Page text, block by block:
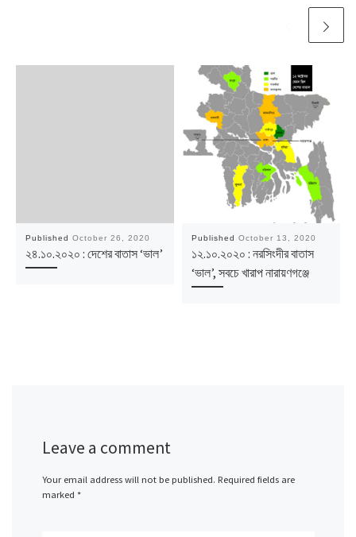
Published October 26, 2020
২৪.১০.২০২০ : দেশের বাতাস ‘ভাল’
Published October 13, 2020
১২.১০.২০২০ : নরসিংদীর বাতাস
‘ভাল’, সবচে খারাপ নারায়ণগঞ্জে
Leave a comment
Your email address will not be published. Required fields are
marked *